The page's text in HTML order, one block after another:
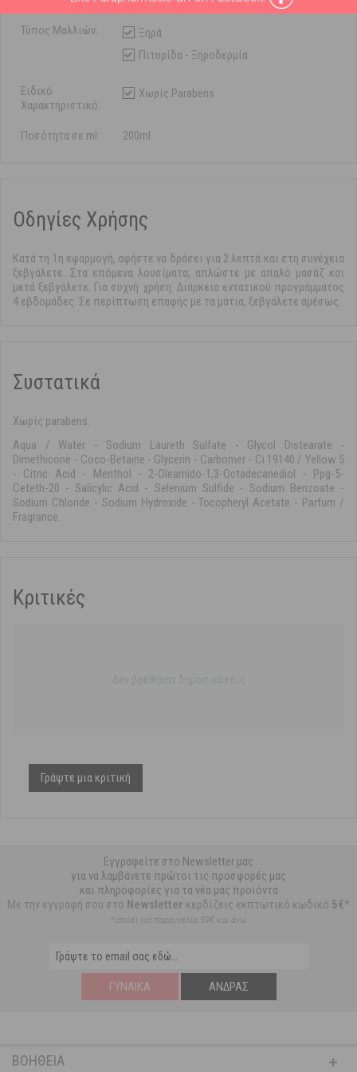
Τύπος Μαλλιών:
Ξηρά
Πιτυρίδα - Ξηροδερμία
Ειδικό
Χαρακτηριστικό:
Χωρίς Parabens
Ποσότητα σε ml: 200ml
Οδηγίες Χρήσης
Κατά τη 1η εφαρμογή, αφήστε να δράσει για 2 λεπτά και στη συνέχεια
ξεβγάλετε. Στα επόμενα λουσίματα, απλώστε με απαλό μασάζ και
μετά ξεβγάλετε. Για συχνή χρήση. Διάρκεια εντατικού προγράμματος
4 εβδομάδες. Σε περίπτωση επαφής με τα μάτια, ξεβγάλετε αμέσως.
Συστατικά
Χωρίς parabens.
Aqua / Water - Sodium Laureth Sulfate - Glycol Distearate -
Dimethicone - Coco-Betaine - Glycerin - Carbomer - Ci 19140 / Yellow 5
- Citric Acid - Menthol - 2-Oleamido-1,3-Octadecanediol - Ppg-5-
Ceteth-20 - Salicylic Acid - Selenium Sulfide - Sodium Benzoate -
Sodium Chloride - Sodium Hydroxide - Tocopheryl Acetate - Parfum /
Fragrance.
Κριτικές
Γράψτε μια κριτική
Εγγραφείτε στο Newsletter μας
για να λαμβάνετε πρώτοι τις προσφορές μας
και πληροφορίες για τα νέα μας προϊόντα
Με την εγγραφή σου στο Newsletter κερδίζεις εκπτωτικό κωδικό 5€*
*ισχύει για παραγγελία 59€ και άνω
ΓΥΝΑΊΚΑ ΆΝΔΡΑΣ
ΒΟΉΘΕΙΑ